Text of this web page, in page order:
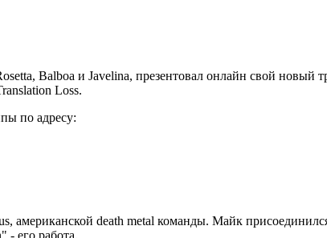
Balboa и Javelina, презентовал онлайн свой
Loss.
по адресу:
американской death metal команды. Майк